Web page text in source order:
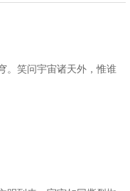
。笑问宇宙诸天外，惟谁